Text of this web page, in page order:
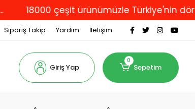
18000 çeşit ürünümüzle Türkiye'nin dört bir
Sipariş Takip Yardım İletişim
Giriş Yap
0
Sepetim